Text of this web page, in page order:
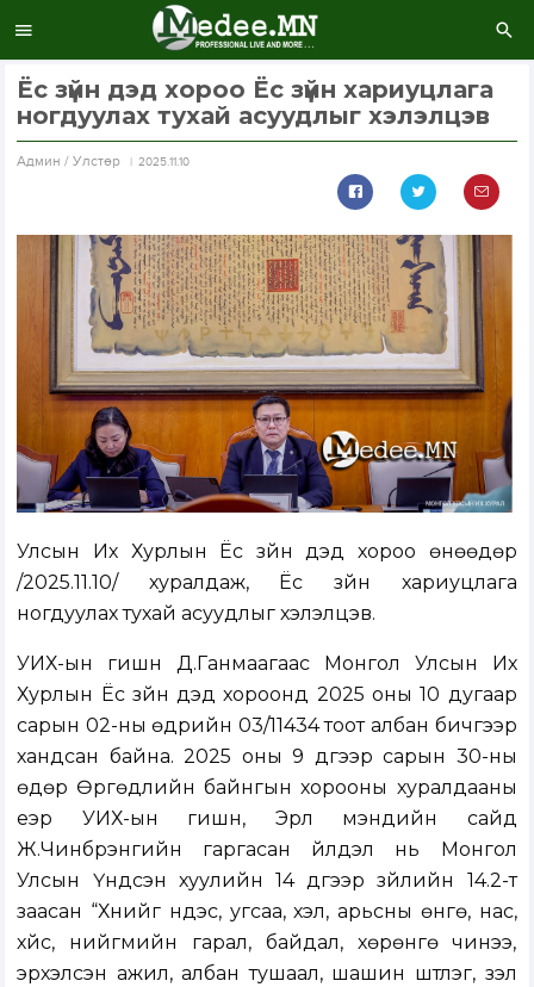
Ёс зүйн дэд хороо Ёс зүйн хариуцлага
ногдуулах тухай асуудлыг хэлэлцэв
Aдмин / Улстөр 2025.11.10
Улсын Их Хурлын Ёс зүйн дэд хороо өнөөдөр
/2025.11.10/ хуралдаж, Ёс зүйн хариуцлага
ногдуулах тухай асуудлыг хэлэлцэв.
УИХ-ын гишүүн Д.Ганмаагаас Монгол Улсын Их
Хурлын Ёс зүйн дэд хороонд 2025 оны 10 дугаар
сарын 02-ны өдрийн 03/11434 тоот албан бичгээр
хандсан байна. 2025 оны 9 дүгээр сарын 30-ны
өдөр Өргөдлийн байнгын хорооны хуралдааны
үеэр УИХ-ын гишүүн, Эрүүл мэндийн сайд
Ж.Чинбүрэнгийн гаргасан үйлдэл нь Монгол
Улсын Үндсэн хуулийн 14 дүгээр зүйлийн 14.2-т
заасан “Хүнийг үндэс, угсаа, хэл, арьсны өнгө, нас,
хүйс, нийгмийн гарал, байдал, хөрөнгө чинээ,
эрхэлсэн ажил, албан тушаал, шашин шүтлэг, үзэл